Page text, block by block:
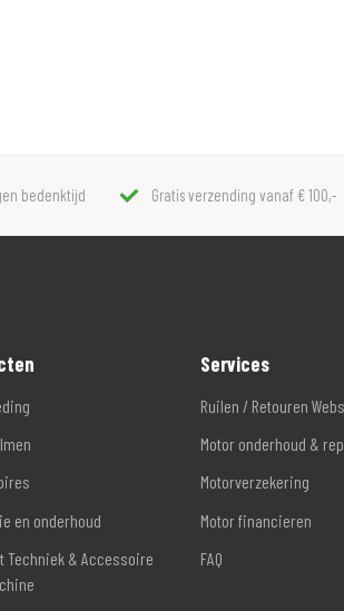
bedenktijd Gratis verzending vanaf € 100,-
en onderhoud
Techniek & Accessoire
Services
Ruilen / Retouren
Motor onderhoud &
Motorverzekering
Motor financieren
FAQ